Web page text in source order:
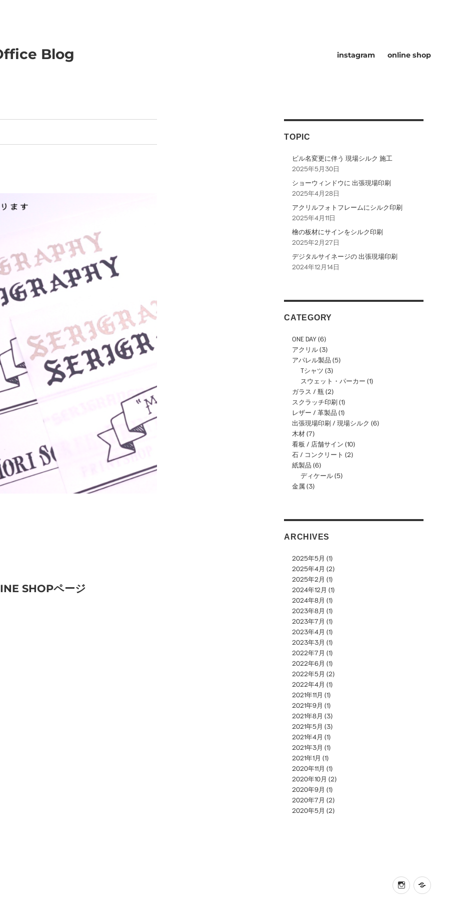
Blog instagram online shop
SHOPページ
TOPIC
ビル名変更に伴う 現場シルク 施工
2025年5月30日
ショーウィンドウに 出張現場印刷
2025年4月28日
アクリルフォトフレームにシルク印刷
2025年4月11日
檜の板材にサインをシルク印刷
2025年2月27日
デジタルサイネージの 出張現場印刷
2024年12月14日
CATEGORY
ONE DAY(6)
アクリル(3)
アパレル製品 (5)
Tシャツ (3)
スウェット・パーカー (1)
ガラス / 瓶 (2)
スクラッチ印刷(1)
レザー / 革製品 (1)
出張現場印刷 / 現場シルク (6)
木材(7)
看板 / 店舗サイン (10)
石 / コンクリート (2)
紙製品 (6)
ディケール(5)
金属 (3)
ARCHIVES
2025年5月 (1)
2025年4月 (2)
2025年2月 (1)
2024年12月 (1)
2024年8月 (1)
2023年8月 (1)
2023年7月 (1)
2023年4月 (1)
2023年3月 (1)
2022年7月 (1)
2022年6月 (1)
2022年5月 (2)
2022年4月 (1)
2021年11月 (1)
2021年9月 (1)
2021年8月 (3)
2021年5月 (3)
2021年4月 (1)
2021年3月 (1)
2021年1月 (1)
2020年11月 (1)
2020年10月 (2)
2020年9月 (1)
2020年7月 (2)
2020年5月 (2)
instagramonline